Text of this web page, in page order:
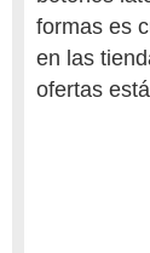
formas es
en las
ofertas